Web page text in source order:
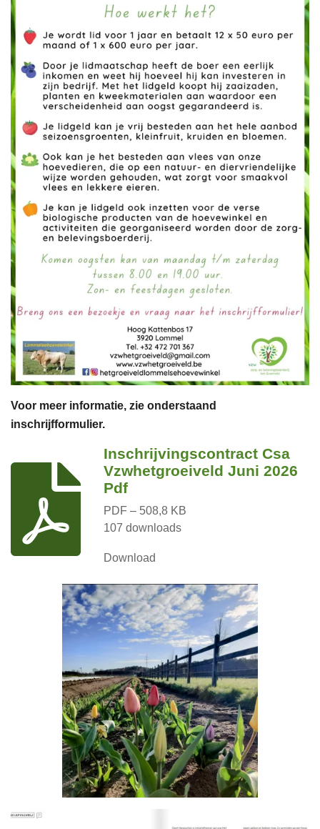
Voor meer informatie, zie onderstaand
inschrijfformulier.
Inschrijvingscontract Csa
Vzwhetgroeiveld Juni 2026
Pdf
PDF – 508,8 KB
107 downloads
Download